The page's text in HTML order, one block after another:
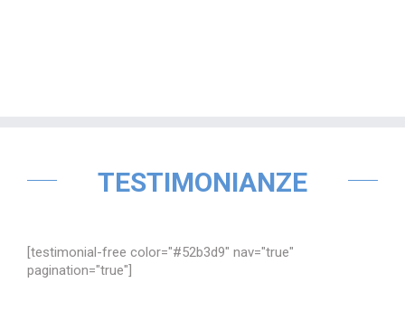
TESTIMONIANZE
[testimonial-free color="#52b3d9" nav="true"
pagination="true"]